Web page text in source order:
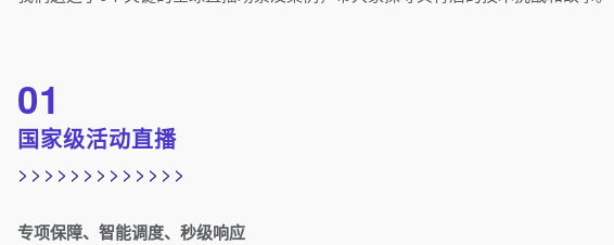
01
国家级活动直播
>>>>>>>>>>>>>
专项保障、智能调度、秒级响应